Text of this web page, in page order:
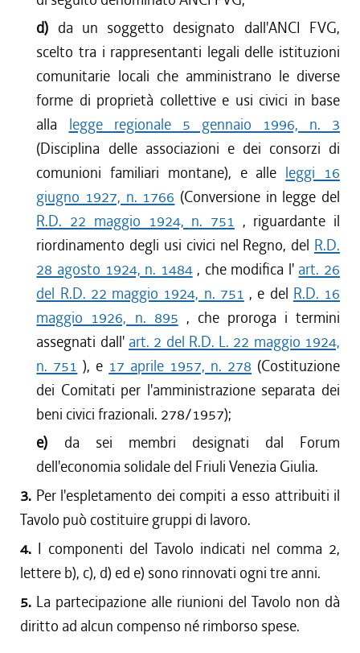
d) da un soggetto designato dall'ANCI FVG,
scelto tra i rappresentanti legali delle istituzioni
comunitarie locali che amministrano le diverse
forme di proprietà collettive e usi civici in base
alla legge regionale 5 gennaio 1996, n. 3
(Disciplina delle associazioni e dei consorzi di
comunioni familiari montane), e alle leggi 16
giugno 1927, n. 1766 (Conversione in legge del
R.D. 22 maggio 1924, n. 751 , riguardante il
riordinamento degli usi civici nel Regno, del R.D.
28 agosto 1924, n. 1484, che modifica l' art. 26
del R.D. 22 maggio 1924, n. 751 , e del R.D. 16
maggio 1926, n. 895 , che proroga i termini
assegnati dall' art. 2 del R.D. L. 22 maggio 1924,
n. 751 ), e 17 aprile 1957, n. 278 (Costituzione
dei Comitati per l'amministrazione separata dei
beni civici frazionali. 278/1957);
e) da sei membri designati dal Forum
dell'economia solidale del Friuli Venezia Giulia.
3. Per l'espletamento dei compiti a esso attribuiti il
Tavolo può costituire gruppi di lavoro.
4. I componenti del Tavolo indicati nel comma 2,
lettere b), c), d) ed e) sono rinnovati ogni tre anni.
5. La partecipazione alle riunioni del Tavolo non dà
diritto ad alcun compenso né rimborso spese.